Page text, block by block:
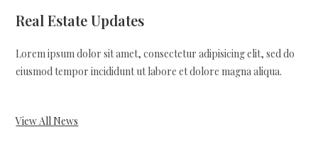
Real Estate Updates
Lorem ipsum dolor sit amet, consectetur adipisicing elit, sed do
eiusmod tempor incididunt ut labore et dolore magna aliqua.
View All News